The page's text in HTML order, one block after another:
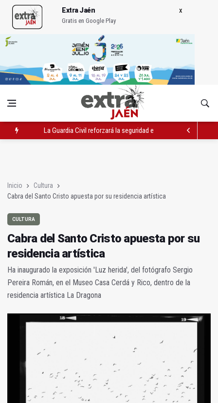
Extra Jaén
Gratis en Google Play
La Guardia Civil reforzará la seguridad el 12 de agosto por el
Inicio
Cultura
Cabra del Santo Cristo apuesta por su residencia artística
CULTURA
Cabra del Santo Cristo apuesta por su
residencia artística
Ha inaugurado la exposición 'Luz herida', del fotógrafo Sergio
Pereira Román, en el Museo Casa Cerdá y Rico, dentro de la
residencia artística La Dragona